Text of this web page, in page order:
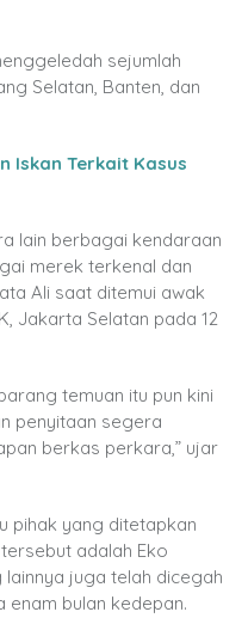
sejumlah
Selatan, Banten, dan
Iskan Terkait Kasus
lain berbagai kendaraan
merek terkenal dan
Ali saat ditemui awak
Jakarta Selatan pada 12
temuan itu pun kini
penyitaan segera
berkas perkara,” ujar
pihak yang ditetapkan
adalah Eko
juga telah dicegah
bulan kedepan.